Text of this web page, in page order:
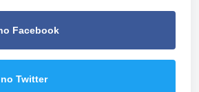
Facebook
Twitter